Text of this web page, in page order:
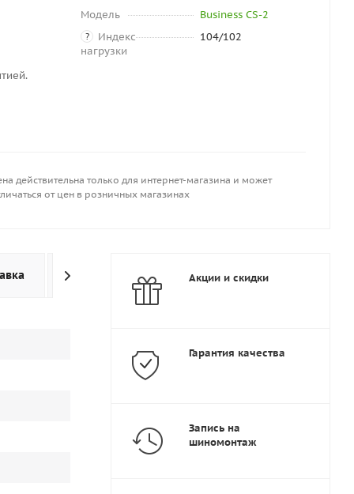
Модель
Business CS-2
?
Индекс
нагрузки
104/102
действительна только для интернет-магазина и может
от цен в розничных магазинах
Дополнительно Акции и скидки
Гарантия качества
Запись на
шиномонтаж